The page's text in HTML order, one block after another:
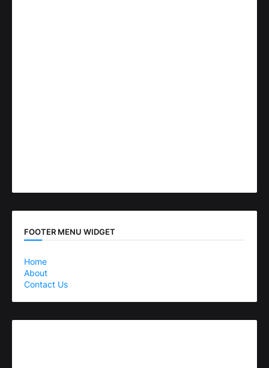
FOOTER MENU WIDGET
Home
About
Contact Us